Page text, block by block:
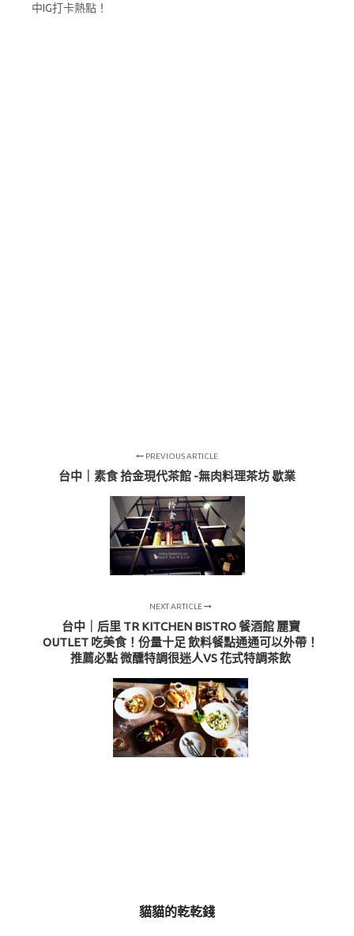
中IG打卡熱點！
PREVIOUS ARTICLE
台中｜素食 拾金現代茶館 -無肉料理茶坊 歇業
NEXT ARTICLE
台中｜后里 TR KITCHEN BISTRO 餐酒館 麗寶
OUTLET 吃美食！份量十足 飲料餐點通通可以外帶！
推薦必點 微醺特調很迷人VS 花式特調茶飲
貓貓的乾乾錢